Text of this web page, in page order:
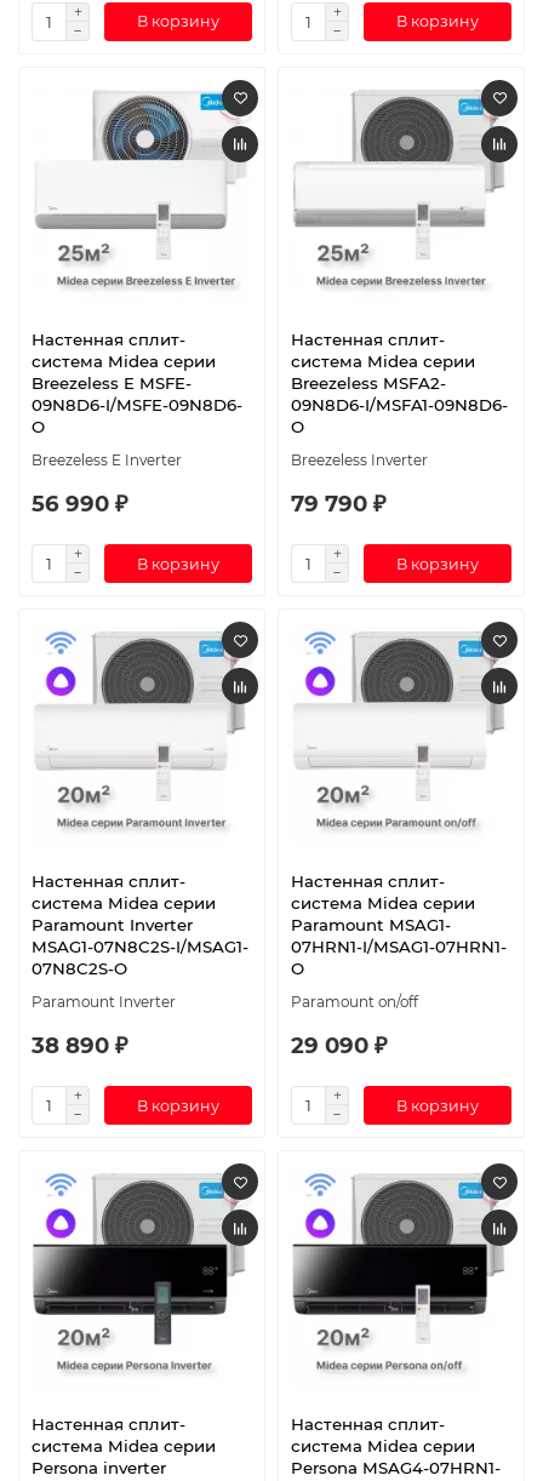
В корзину В корзину
Настенная сплит-
система Midea серии
Breezeless E MSFE-
09N8D6-I/MSFE-09N8D6-
O
Breezeless E Inverter
56 990 ₽
В корзину
Настенная сплит-
система Midea серии
Breezeless MSFA2-
09N8D6-I/MSFA1-09N8D6-
O
Breezeless Inverter
79 790 ₽
В корзину
Настенная сплит-
система Midea серии
Paramount Inverter
MSAG1-07N8C2S-I/MSAG1-
07N8C2S-O
Paramount Inverter
38 890 ₽
В корзину
Настенная сплит-
система Midea серии
Paramount MSAG1-
07HRN1-I/MSAG1-07HRN1-
O
Paramount on/off
29 090 ₽
В корзину
Настенная сплит-
система Midea серии
Persona inverter
Настенная сплит-
система Midea серии
Persona MSAG4-07HRN1-